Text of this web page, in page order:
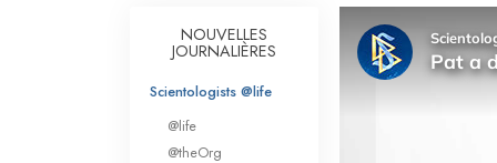
À l’intérieur d’une
Les principes de
Scientologie
NOUVELLES
JOURNALIÈRES
Scientologists @life
@life
@theOrg